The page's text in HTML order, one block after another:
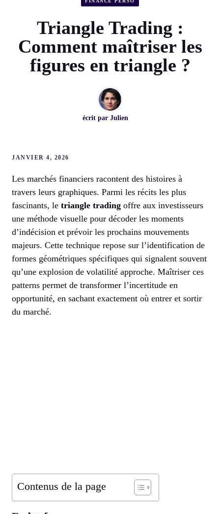
Triangle Trading :
Comment maîtriser les
figures en triangle ?
écrit par Julien
JANVIER 4, 2026
Les marchés financiers racontent des histoires à
travers leurs graphiques. Parmi les récits les plus
fascinants, le triangle trading offre aux investisseurs
une méthode visuelle pour décoder les moments
d’indécision et prévoir les prochains mouvements
majeurs. Cette technique repose sur l’identification de
formes géométriques spécifiques qui signalent souvent
qu’une explosion de volatilité approche. Maîtriser ces
patterns permet de transformer l’incertitude en
opportunité, en sachant exactement où entrer et sortir
du marché.
Contenus de la page